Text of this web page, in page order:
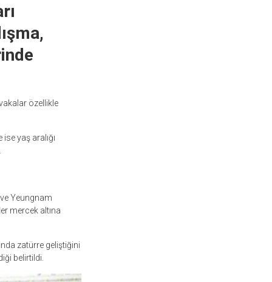
özellikle
yaş aralığı
Yeungnam
mercek altına
zatürre geliştiğini
belirtildi.